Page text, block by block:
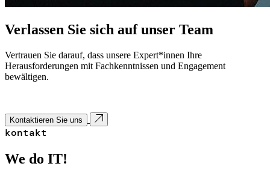
Verlassen Sie sich auf unser Team
Vertrauen Sie darauf, dass unsere Expert*innen Ihre
Herausforderungen mit Fachkenntnissen und Engagement
bewältigen.
Kontaktieren Sie uns
kontakt
We do IT!